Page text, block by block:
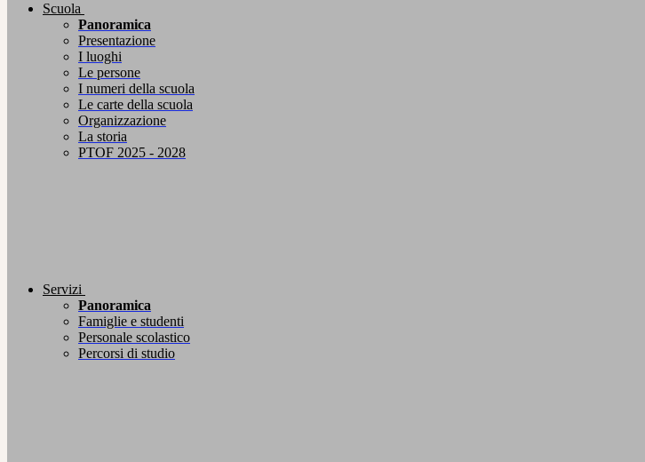
Scuola
Panoramica
Presentazione
I luoghi
Le persone
I numeri della scuola
Le carte della scuola
Organizzazione
La storia
PTOF 2025 - 2028
Servizi
Panoramica
Famiglie e studenti
Personale scolastico
Percorsi di studio